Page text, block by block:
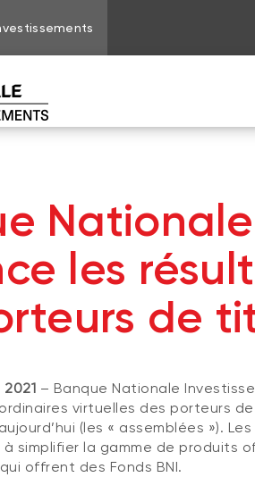
les
de
– Banque Nationale
virtuelles des porteurs
(les « assemblées »).
à simplifier la gamme de
offrent des Fonds BNI.